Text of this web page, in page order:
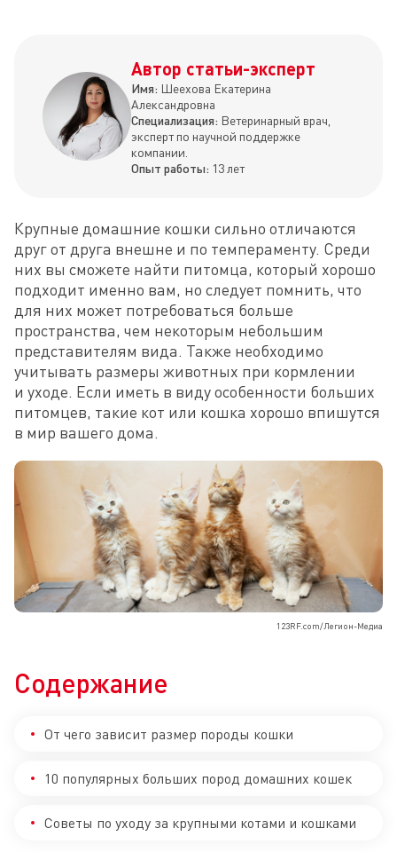
Автор статьи-эксперт
Имя: Шеехова Екатерина
Александровна
Специализация: Ветеринарный врач,
эксперт по научной поддержке
компании.
Опыт работы: 13 лет
Крупные домашние кошки сильно отличаются
друг от друга внешне и по темпераменту. Среди
них вы сможете найти питомца, который хорошо
подходит именно вам, но следует помнить, что
для них может потребоваться больше
пространства, чем некоторым небольшим
представителям вида. Также необходимо
учитывать размеры животных при кормлении
и уходе. Если иметь в виду особенности больших
питомцев, такие кот или кошка хорошо впишутся
в мир вашего дома.
123RF.com/Легион-Медиа
Содержание
От чего зависит размер породы кошки
10 популярных больших пород домашних кошек
Советы по уходу за крупными котами и кошками